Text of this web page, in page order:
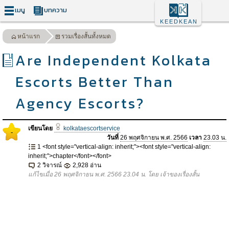
เมนู บทความ
KEEDKEAN
หน้าแรก รวมเรื่องสั้นทั้งหมด
Are Independent Kolkata
Escorts Better Than
Agency Escorts?
- เขียนโดย
kolkataescortservice
วันที่ 26 พฤศจิกายน พ.ศ. 2566 เวลา 23.03 น.
1 <font style="vertical-align: inherit;"><font style="vertical-align:
inherit;">chapter</font></font>
2 วิจารณ์
2,928 อ่าน
แก้ไขเมื่อ 26 พฤศจิกายน พ.ศ. 2566 23.04 น. โดย เจ้าของเรื่องสั้น